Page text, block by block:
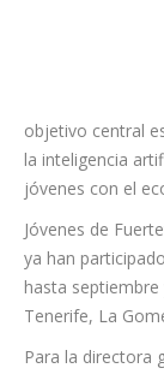
objetivo central
la inteligencia
jóvenes con el
Jóvenes de
ya han
hasta septiembre
Tenerife, La